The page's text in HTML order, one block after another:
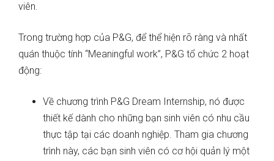
viên.
Trong trường hợp của P&G, để thể hiện rõ ràng và nhất
quán thuộc tính “Meaningful work”, P&G tổ chức 2 hoạt
động:
Về chương trình P&G Dream Internship, nó được
thiết kế dành cho những bạn sinh viên có nhu cầu
thực tập tại các doanh nghiệp. Tham gia chương
trình này, các bạn sinh viên có cơ hội quản lý một